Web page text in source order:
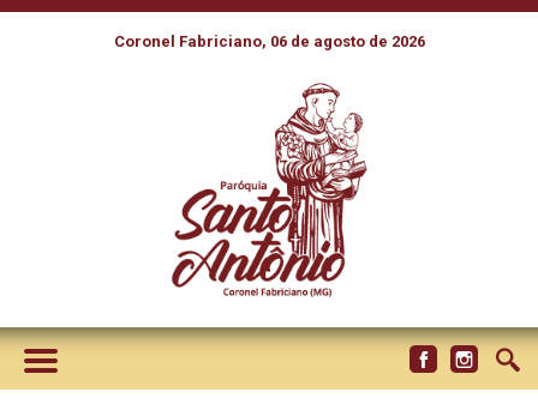
Coronel Fabriciano, 06 de agosto de 2026
PAPA FRANCISCO ACOLHE
RENÚNCIA DE DOM EDUARDO
ZIELSKI E NOMEIA NOVO
BISPO PARA SÃO RAIMUNDO
NONATO, NO PIAUÍ